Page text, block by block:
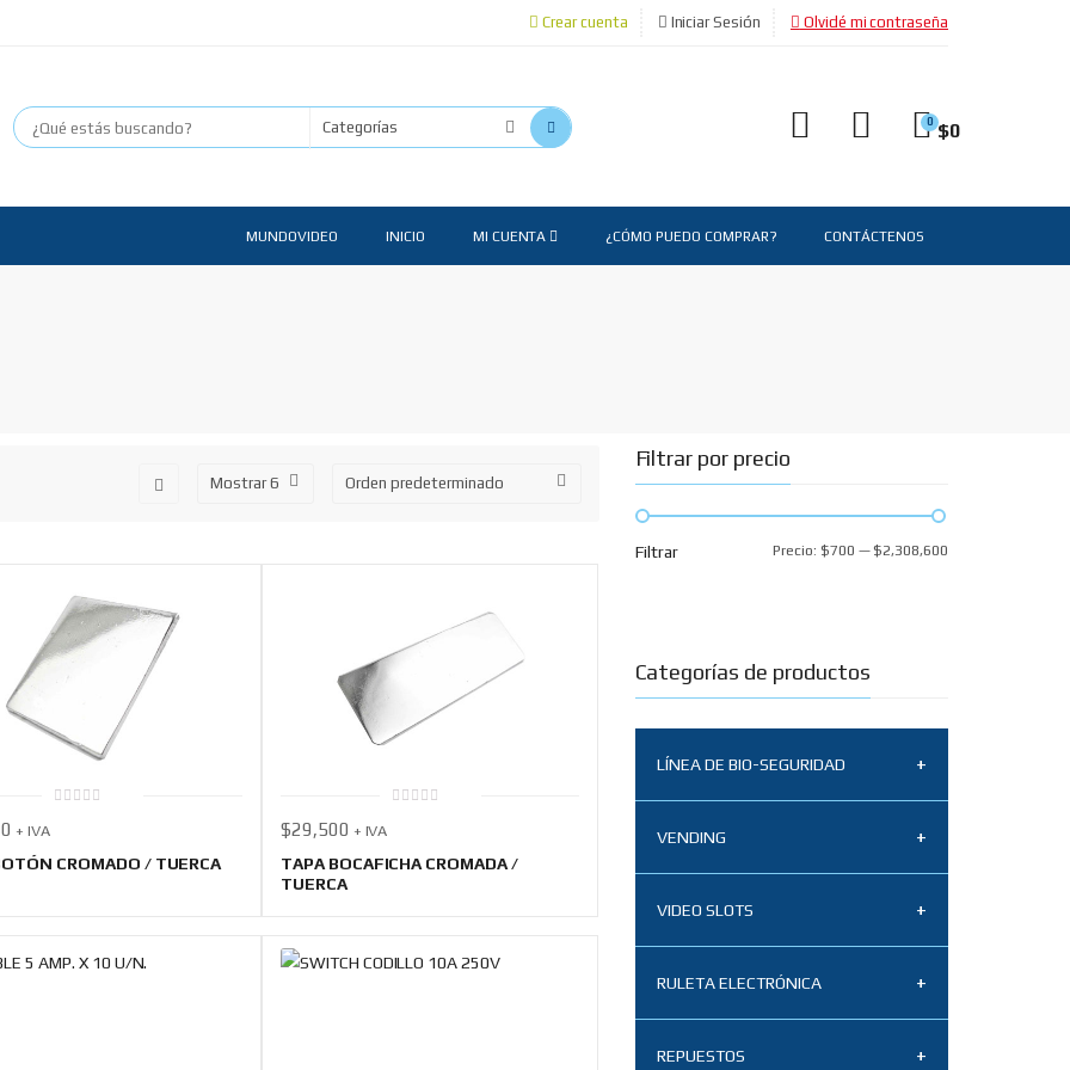
Crear cuenta Iniciar Sesión Olvidé mi contraseña
0 $0
MUNDOVIDEO INICIO MI CUENTA ¿CÓMO PUEDO COMPRAR? CONTÁCTENOS
5
+ IVA
CROMADO / TUERCA
5
$29,500 + IVA
TAPA BOCAFICHA CROMADA /
TUERCA
Filtrar por precio
Filtrar Precio: $700 — $2,308,600
Categorías de productos
LÍNEA DE BIO-SEGURIDAD
Tapabocas N95
Termómetro infrarrojo
BZ-R6 x 2 unidades
limpiador amonio
cuaternario nivel 5
VENDING
Sistemas de aceptación
Vending repuestos
CASHFLOW Series 7000
VIDEO SLOTS
Multipoker
Multigame
RULETA ELECTRÓNICA
Ruleta 8 módulos
REPUESTOS